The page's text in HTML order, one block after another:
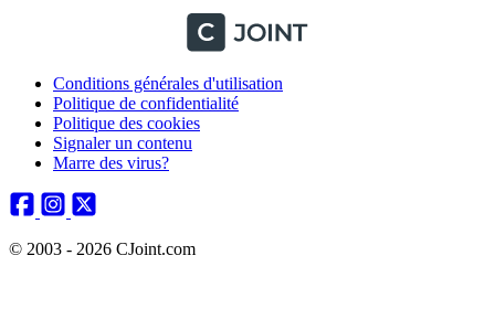
Conditions générales d'utilisation
Politique de confidentialité
Politique des cookies
Signaler un contenu
Marre des virus?
© 2003 - 2026 CJoint.com